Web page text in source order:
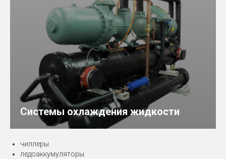
Системы охлаждения жидкости
чиллеры
ледоаккумуляторы